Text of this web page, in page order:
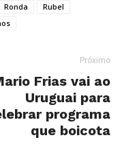
Ronda
Rubel
Próximo
Frias vai ao
Uruguai para
programa
que boicota